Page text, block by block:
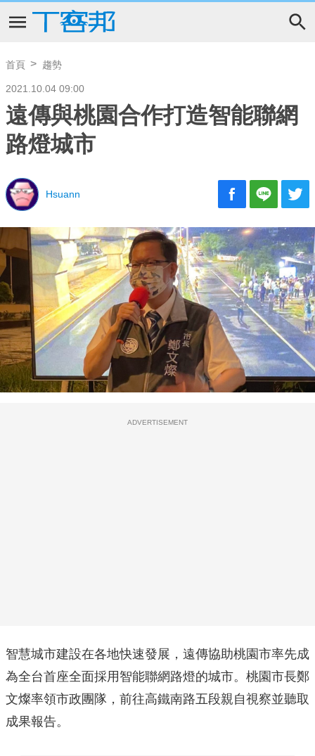
首頁 趨勢
2021.10.04 09:00
遠傳與桃園合作打造智能聯網
路燈城市
Hsuann
ADVERTISEMENT
智慧城市建設在各地快速發展， 遠傳協助桃園市率先成
為全台首座全面採用智能聯網路燈的城市。 桃園市長鄭
文燦率領市政團隊， 前往高鐵南路五段親自視察並聽取
成果報告。